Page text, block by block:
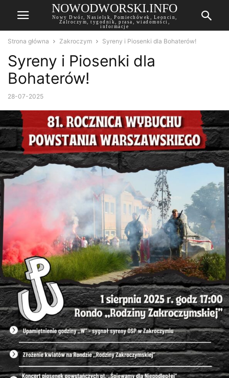
NOWODWORSKI.INFO
Nowy Dwór, Nasielsk, Pomiechówek, Leoncin,
Zalroczym, tygodnik, prasa, wiadomości,
informacje
Strona główna Zakroczym Syreny i Piosenki dla Bohaterów!
Syreny i Piosenki dla
Bohaterów!
28-07-2025